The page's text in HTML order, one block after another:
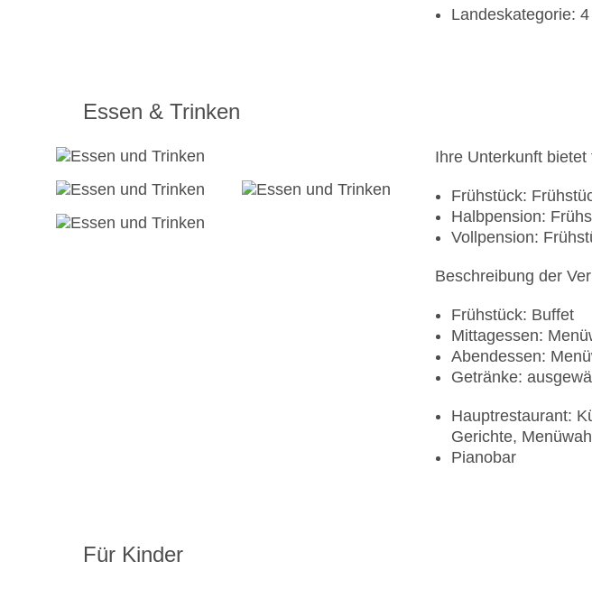
Landeskategorie:
Essen & Trinken
Ihre Unterkunft
Frühstück:
Halbpension:
Vollpension:
Beschreibung der
Frühstück: Buffet
Mittagessen:
Abendessen:
Getränke:
Hauptrestaurant:
Gerichte, Menüwahl
Pianobar
Für Kinder